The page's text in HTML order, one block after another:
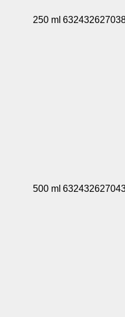
250 ml
500 ml